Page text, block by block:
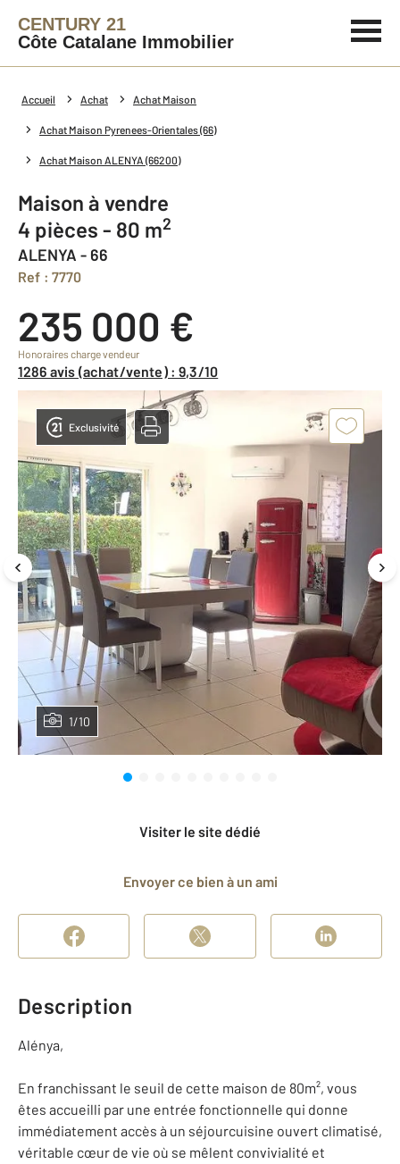
CENTURY 21
Côte Catalane Immobilier
Accueil Achat Achat Maison
Achat Maison Pyrenees-Orientales (66)
Achat Maison ALENYA (66200)
Maison à vendre
4 pièces - 80 m2
ALENYA - 66
Ref : 7770
235 000 €
Honoraires charge vendeur
1286 avis (achat/vente) : 9,3/10
1/10
Exclusivité
Visiter le site dédié
Envoyer ce bien à un ami
Description
Alénya,
En franchissant le seuil de cette maison de 80m², vous
êtes accueilli par une entrée fonctionnelle qui donne
immédiatement accès à un séjourcuisine ouvert climatisé,
véritable cœur de vie où se mêlent convivialité et